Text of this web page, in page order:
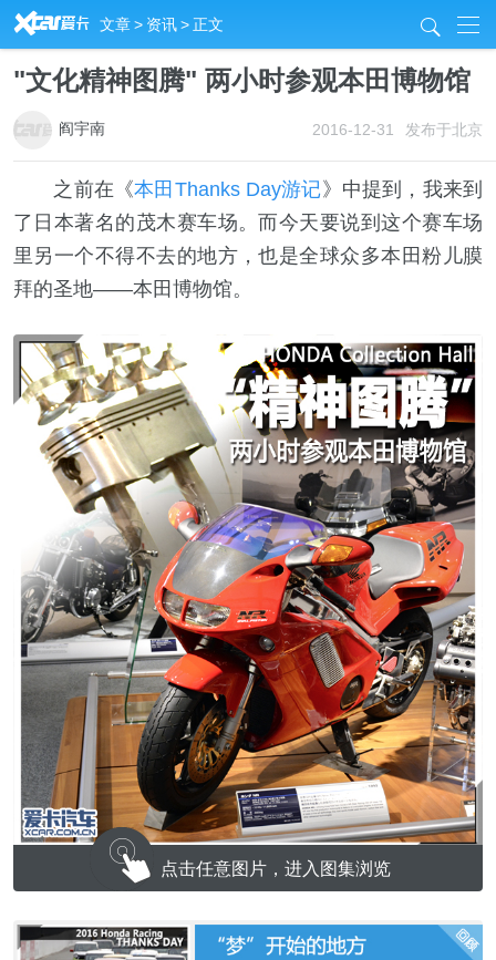
R 文章> 资讯>正文 j
"文化精神图腾" 两小时参观本田博物馆
2016-12-31 发布于北京
阎宇南
之前在《本田Thanks Day游记》中提到，我来到
了日本著名的茂木赛车场。而今天要说到这个赛车场
里另一个不得不去的地方，也是全球众多本田粉儿膜
拜的圣地——本田博物馆。
点击任意图片，进入图集浏览